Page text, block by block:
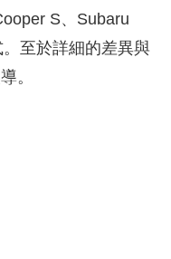
S、Subaru
至於詳細的差異與
。